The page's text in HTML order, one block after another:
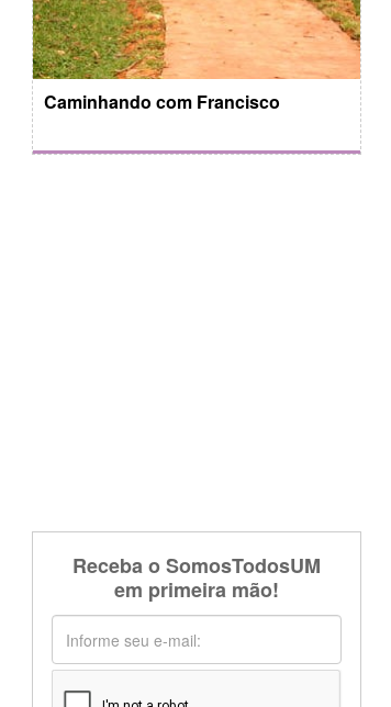
Caminhando com Francisco
Receba o SomosTodosUM
em primeira mão!